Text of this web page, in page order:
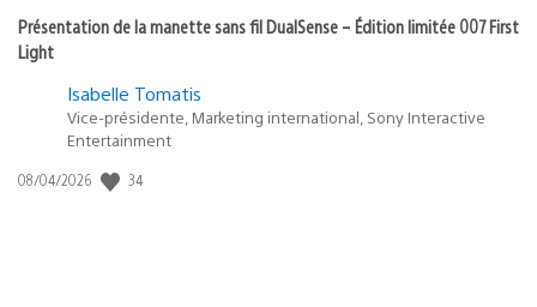
Présentation de la manette sans fil DualSense – Édition limitée 007 First
Light
Isabelle Tomatis
Vice-présidente, Marketing international, Sony Interactive
Entertainment
Date
08/04/2026 34